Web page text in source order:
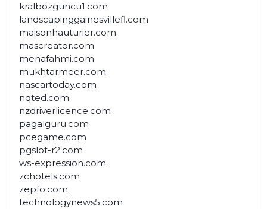
kralbozguncu1.com
landscapinggainesvillefl.com
maisonhauturier.com
mascreator.com
menafahmi.com
mukhtarmeer.com
nascartoday.com
nqted.com
nzdriverlicence.com
pagalguru.com
pcegame.com
pgslot-r2.com
ws-expression.com
zchotels.com
zepfo.com
technologynews5.com